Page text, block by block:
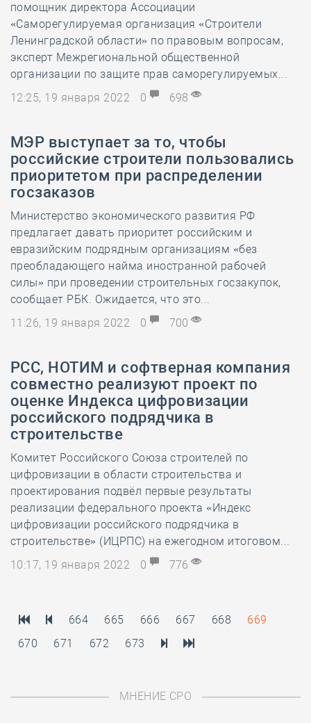
помощник директора Ассоциации
«Саморегулируемая организация «Строители
Ленинградской области» по правовым вопросам,
эксперт Межрегиональной общественной
организации по защите прав саморегулируемых...
12:25, 19 января 2022
0 698
МЭР выступает за то, чтобы
российские строители пользовались
приоритетом при распределении
госзаказов
Министерство экономического развития РФ
предлагает давать приоритет российским и
евразийским подрядным организациям «без
преобладающего найма иностранной рабочей
силы» при проведении строительных госзакупок,
сообщает РБК. Ожидается, что это...
11:26, 19 января 2022
0 700
РСС, НОТИМ и софтверная компания
совместно реализуют проект по
оценке Индекса цифровизации
российского подрядчика в
строительстве
Комитет Российского Союза строителей по
цифровизации в области строительства и
проектирования подвёл первые результаты
реализации федерального проекта «Индекс
цифровизации российского подрядчика в
строительстве» (ИЦРПС) на ежегодном итоговом...
10:17, 19 января 2022
0 776
664 665 666 667 668
669
670
671 672 673
МНЕНИЕ СРО